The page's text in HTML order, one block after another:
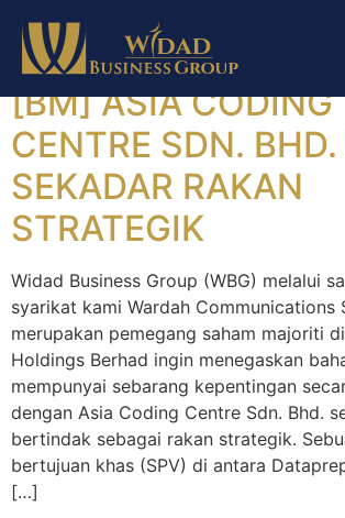
Category:
[BM] ASIA CODING
CENTRE SDN.
SEKADAR RAKAN
STRATEGIK
Widad Business Group (WBG) melalui
syarikat kami Wardah Communications
merupakan pemegang saham majoriti
Holdings Berhad ingin menegaskan
mempunyai sebarang kepentingan
dengan Asia Coding Centre Sdn. Bhd.
bertindak sebagai rakan strategik.
bertujuan khas (SPV) di antara
[…]